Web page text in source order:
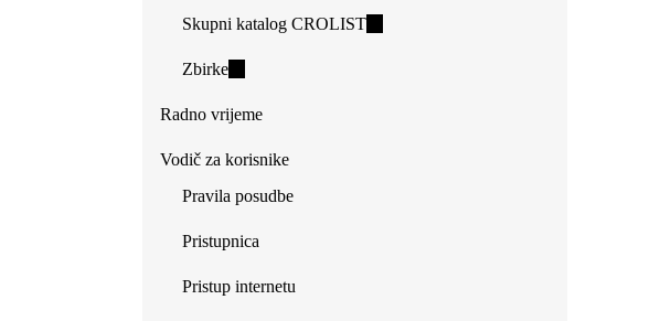
Skupni katalog CROLIST(link
Zbirke(link
external)
Radno vrijeme
Vodič za korisnike
Pravila posudbe
Pristupnica
Pristup internetu